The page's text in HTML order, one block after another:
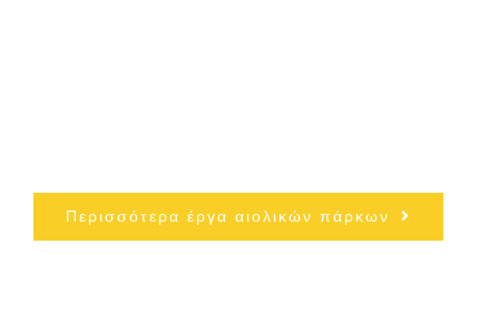
Περισσότερα έργα αιολικών πάρκων